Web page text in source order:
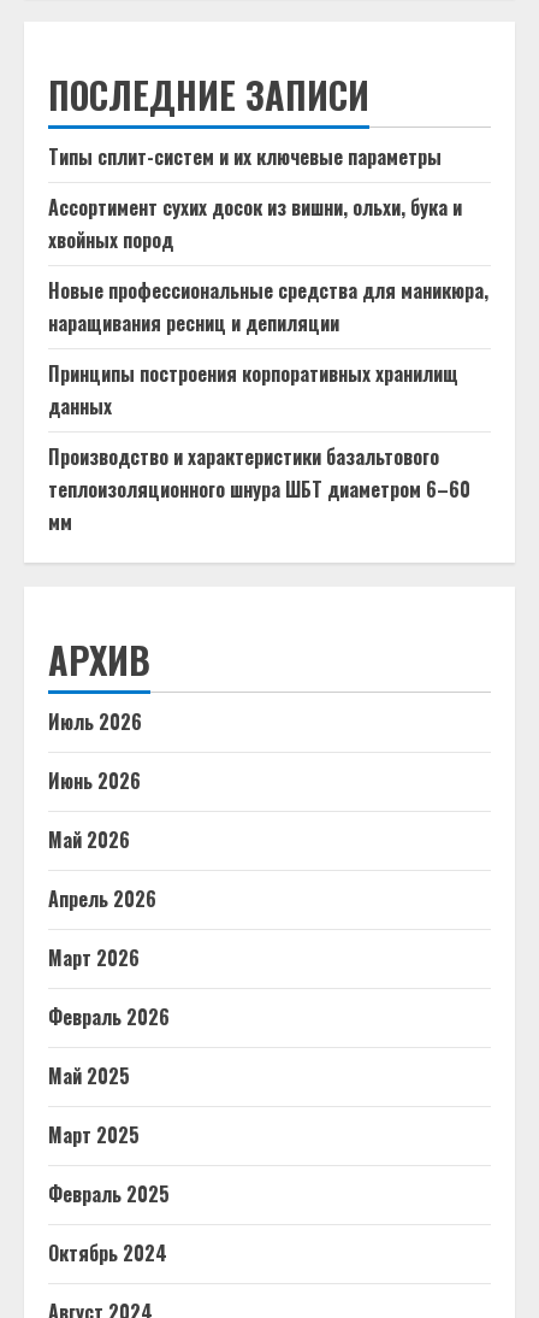
ПОСЛЕДНИЕ ЗАПИСИ
Типы сплит-систем и их ключевые параметры
Ассортимент сухих досок из вишни, ольхи, бука и
хвойных пород
Новые профессиональные средства для маникюра,
наращивания ресниц и депиляции
Принципы построения корпоративных хранилищ
данных
Производство и характеристики базальтового
теплоизоляционного шнура ШБТ диаметром 6–60
мм
АРХИВ
Июль 2026
Июнь 2026
Май 2026
Апрель 2026
Март 2026
Февраль 2026
Май 2025
Март 2025
Февраль 2025
Октябрь 2024
Август 2024